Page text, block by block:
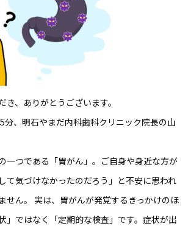
き、ありがとうございます。
分、明石やまだ内科歯科クリニック院長の山
一つである「胃がん」。ご自身や身近な方が
て気づけなかったのだろう」と不安に思われ
せん。 実は、胃がんが発覚するきっかけのほ
」ではなく「定期的な検査」です。症状が出